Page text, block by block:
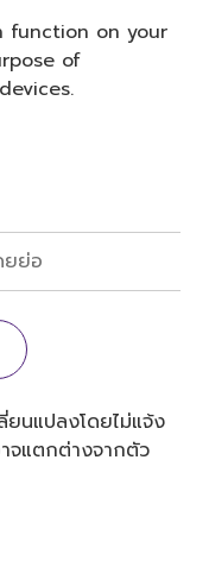
function on your
of
ยย่อ
ยนแปลงโดยไม่แจ้ง
จแตกต่างจากตัว